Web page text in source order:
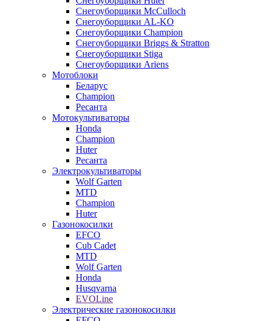
Снегоуборщики McCulloch
Снегоуборщики AL-KO
Снегоуборщики Champion
Снегоуборщики Briggs & Stratton
Снегоуборщики Stiga
Снегоуборщики Ariens
Мотоблоки
Беларус
Champion
Ресанта
Мотокультиваторы
Honda
Champion
Huter
Ресанта
Электрокультиваторы
Wolf Garten
MTD
Champion
Huter
Газонокосилки
EFCO
Cub Cadet
MTD
Wolf Garten
Honda
Husqvarna
EVOLine
Электрические газонокосилки